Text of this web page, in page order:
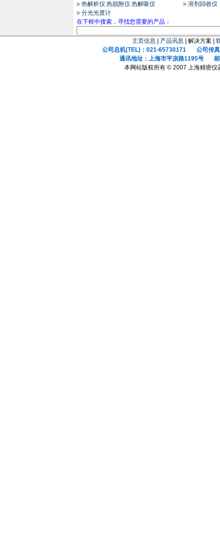
热解析仪.热脱附仪.热解吸仪
溶剂回收仪
分光光度计
在下框中搜索，寻找您需要的产品：
主页信息 产品讯息 | 解决方案 |
公司总机(TEL)：021-65730171 公司传真
通讯地址：上海市平凉路1195号 邮
本网站版权所有 © 2007 上海精密仪